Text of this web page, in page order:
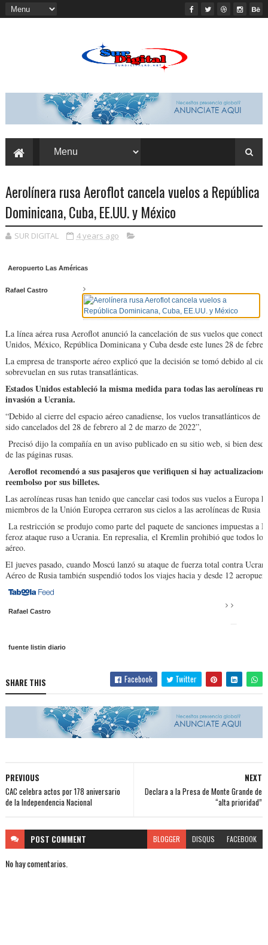
Aerolínera rusa Aeroflot cancela vuelos a República
Dominicana, Cuba, EE.UU. y México
SUR DIGITAL 4 years ago
Aeropuerto Las Américas
Rafael Castro
La línea aérea rusa Aeroflot anunció la cancelación de sus vuelos que
Unidos, México, República Dominicana y Cuba desde este lunes 28 de
La empresa de transporte aéreo explicó que la decisión se tomó debido al
sobrevuelan en sus rutas transatlánticas.
Estados Unidos estableció la misma medida para todas las aerolíneas
invasión a Ucrania.
“Debido al cierre del espacio aéreo canadiense, los vuelos transatlánticos de
sido cancelados del 28 de febrero al 2 de marzo de 2022”,
Precisó dijo la compañía en un aviso publicado en su sitio web, si bien
de las páginas rusas.
Aeroflot recomendó a sus pasajeros que verifiquen si hay
reembolso por sus billetes.
Las aerolíneas rusas han tenido que cancelar casi todos sus vuelos a Europa
miembros de la Unión Europea cerraron sus cielos a las aerolíneas de Rusia
La restricción se produjo como parte del paquete de sanciones impuestas a
feroz ataque ruso a Ucrania. En represalia, el Kremlin prohibió que todos
aéreo.
El jueves pasado, cuando Moscú lanzó su ataque de fuerza total contra
Aéreo de Rusia también suspendió todos los viajes hacia y desde 12
Rafael Castro
fuente listin diario
SHARE THIS Facebook Twitter
NEXT
Declara a la Presa de Monte Grande de
“alta prioridad”
PREVIOUS
CAC celebra actos por 178 aniversario
de la Independencia Nacional
POST COMMENT BLOGGER DISQUS FACEBOOK
No hay comentarios.